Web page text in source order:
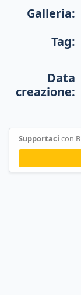
Galleria:
Tag:
Data
creazione:
Supportaci con